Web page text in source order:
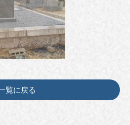
覧に戻る